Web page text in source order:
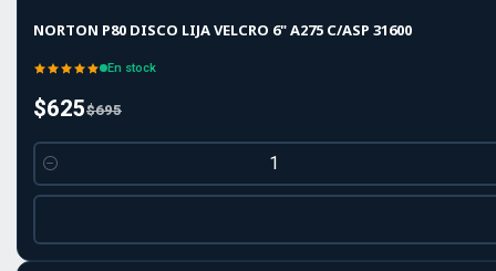
NORTON P80 DISCO LIJA VELCRO 6" A275 C/ASP 31600
En stock
$625$695
Cantidad